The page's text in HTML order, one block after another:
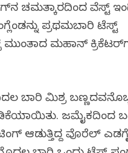
ಚಮತ್ಕಾರದಿಂದ ವೆಸ್ಟ್
ಪ್ರಥಮಬಾರಿ ಟೆಸ್ಟ್
ಮುಂತಾದ ಮಹಾನ್
ಬಾರಿ ಮಿಶ್ರ
ಜಮೈಕದಿಂದ
ಆಡುತ್ತಿದ್ದ ವೊರೆಲ್